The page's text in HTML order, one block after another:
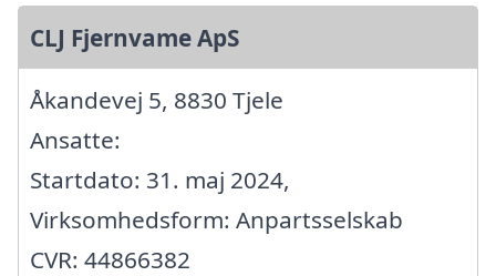
CLJ Fjernvame ApS
Åkandevej 5, 8830 Tjele
Ansatte:
Startdato: 31. maj 2024,
Virksomhedsform: Anpartsselskab
CVR: 44866382